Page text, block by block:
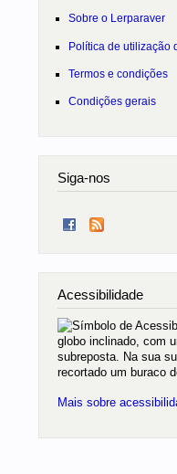
Sobre o Lerparaver
Política de utilização
Termos e condições
Condições gerais
Siga-nos
Acessibilidade
Mais sobre